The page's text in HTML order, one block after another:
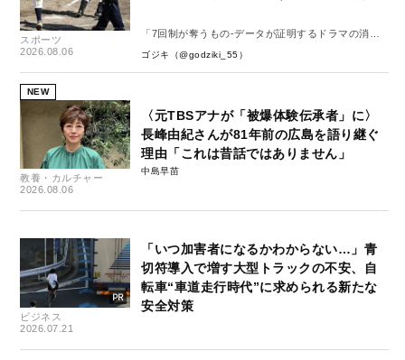
スポーツ
2026.08.06
「7回制が奪うもの-データが証明するドラマの消
失-」
ゴジキ（@godziki_55）
NEW
教養・カルチャー
2026.08.06
〈元TBSアナが「被爆体験伝承者」に〉
長峰由紀さんが81年前の広島を語り継ぐ
理由「これは昔話ではありません」
中島早苗
ビジネス
2026.07.21
「いつ加害者になるかわからない…」青
切符導入で増す大型トラックの不安、自
転車“車道走行時代”に求められる新たな
安全対策